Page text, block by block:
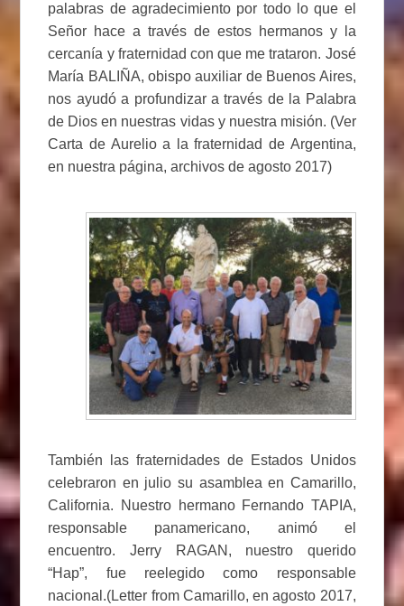
palabras de agradecimiento por todo lo que el
Señor hace a través de estos hermanos y la
cercanía y fraternidad con que me trataron. José
María BALIÑA, obispo auxiliar de Buenos Aires,
nos ayudó a profundizar a través de la Palabra
de Dios en nuestras vidas y nuestra misión. (Ver
Carta de Aurelio a la fraternidad de Argentina,
en nuestra página, archivos de agosto 2017)
También las fraternidades de Estados Unidos
celebraron en julio su asamblea en Camarillo,
California. Nuestro hermano Fernando TAPIA,
responsable panamericano, animó el
encuentro. Jerry RAGAN, nuestro querido
“Hap”, fue reelegido como responsable
nacional.(Letter from Camarillo, en agosto 2017,